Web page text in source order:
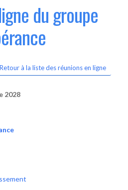
du groupe
Retour à la liste des réunions en ligne
2028